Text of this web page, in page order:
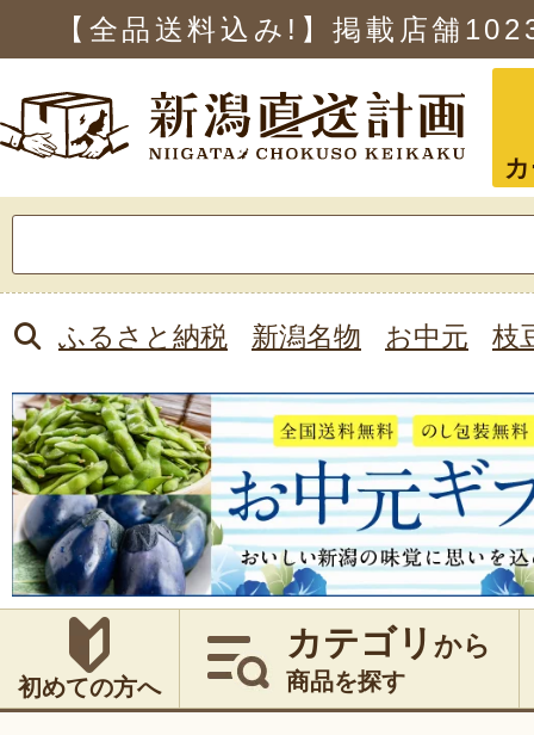
【全品送料込み!】掲載店舗
索:
ふるさと納税 新潟名物 お中元 枝
初めての方へ
カテゴリ から
商品を探す